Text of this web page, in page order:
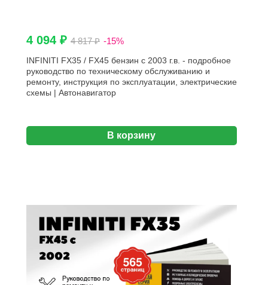
4 094 ₽ 4 817 ₽ -15%
INFINITI FX35 / FX45 бензин c 2003 г.в. - подробное
руководство по техническому обслуживанию и
ремонту, инструкция по эксплуатации, электрические
схемы | Автонавигатор
В корзину